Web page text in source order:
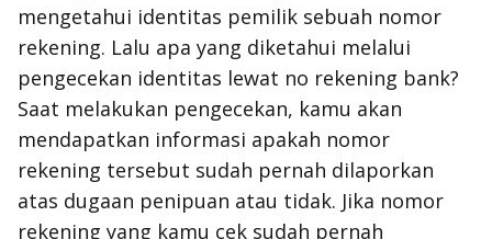
mengetahui identitas pemilik sebuah nomor
rekening. Lalu apa yang diketahui melalui
pengecekan identitas lewat no rekening bank?
Saat melakukan pengecekan, kamu akan
mendapatkan informasi apakah nomor
rekening tersebut sudah pernah dilaporkan
atas dugaan penipuan atau tidak. Jika nomor
rekening yang kamu cek sudah pernah